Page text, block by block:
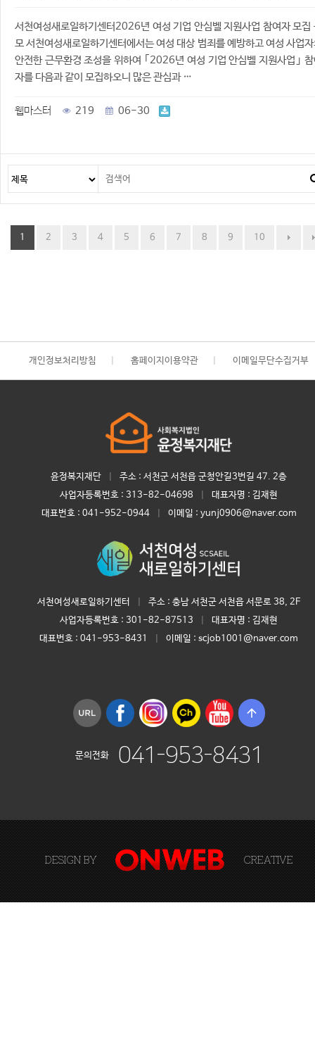
서천여성새로일하기센터2026년 여성 기업 안심벨 지원사업 참여자 모집
모 서천여성새로일하기센터에서는 여성 대상 범죄를 예방하고 여성 사업
안전한 근무환경 조성을 위하여 ｢2026년 여성 기업 안심벨 지원사업｣
자를 다음과 같이 모집하오니 많은 관심과 …
웹마스터 219 06-30
1 2 3 4 5 6 7 8 9 10
개인정보처리방침 홈페이지이용약관 이메일무단수집거부
윤정복지재단
주소 : 서천군 서천읍 군청안길3번길 47. 2층
사업자등록번호 : 313-82-04698 대표자명 : 김재현
대표번호 : 041-952-0944 이메일 : yunj0906@naver.com
서천여성새로일하기센터
주소 : 충남 서천군 서천읍 서문로 38, 2F
사업자등록번호 : 301-82-87513 대표자명 : 김재현
대표번호 : 041-953-8431 이메일 : scjob1001@naver.com
arrow_upward
문의전화 041-953-8431
DESIGN BY CREATIVE